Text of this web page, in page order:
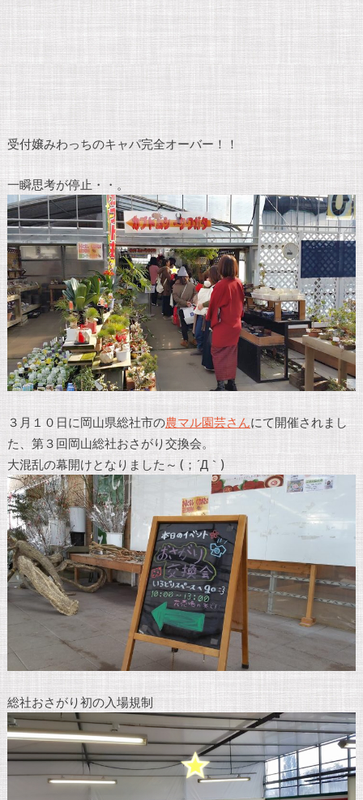
受付嬢みわっちのキャパ完全オーバー！！
一瞬思考が停止・・。
３月１０日に岡山県総社市の農マル園芸さんにて開催されまし
た、第３回岡山総社おさがり交換会。
大混乱の幕開けとなりました～ (；´Д｀)
総社おさがり初の入場規制